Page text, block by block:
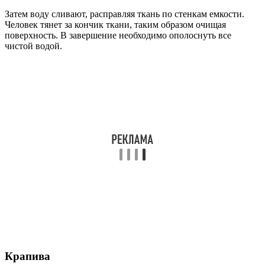
Затем воду сливают, расправляя ткань по стенкам емкости.
Человек тянет за кончик ткани, таким образом очищая
поверхность. В завершение необходимо ополоснуть все
чистой водой.
Крапива